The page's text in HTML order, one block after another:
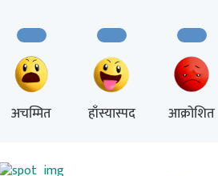
अचम्मित हाँस्यास्पद आक्रोशित